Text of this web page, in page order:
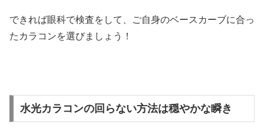
できれば眼科で検査をして、ご自身のベースカーブに合っ
たカラコンを選びましょう！
水光カラコンの回らない方法は穏やかな瞬き